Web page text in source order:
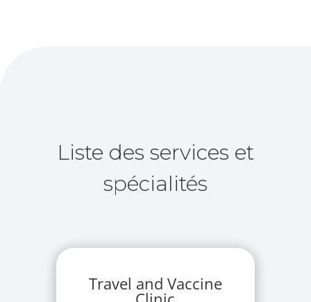
Liste des services et
spécialités
Travel and Vaccine